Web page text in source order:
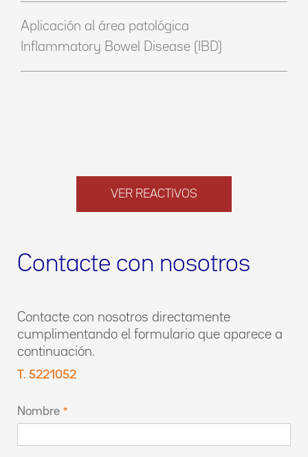
Aplicación al área patológica
Inflammatory Bowel Disease (IBD)
VER REACTIVOS
Contacte con nosotros
Contacte con nosotros directamente
cumplimentando el formulario que aparece a
continuación.
T. 5221052
Nombre